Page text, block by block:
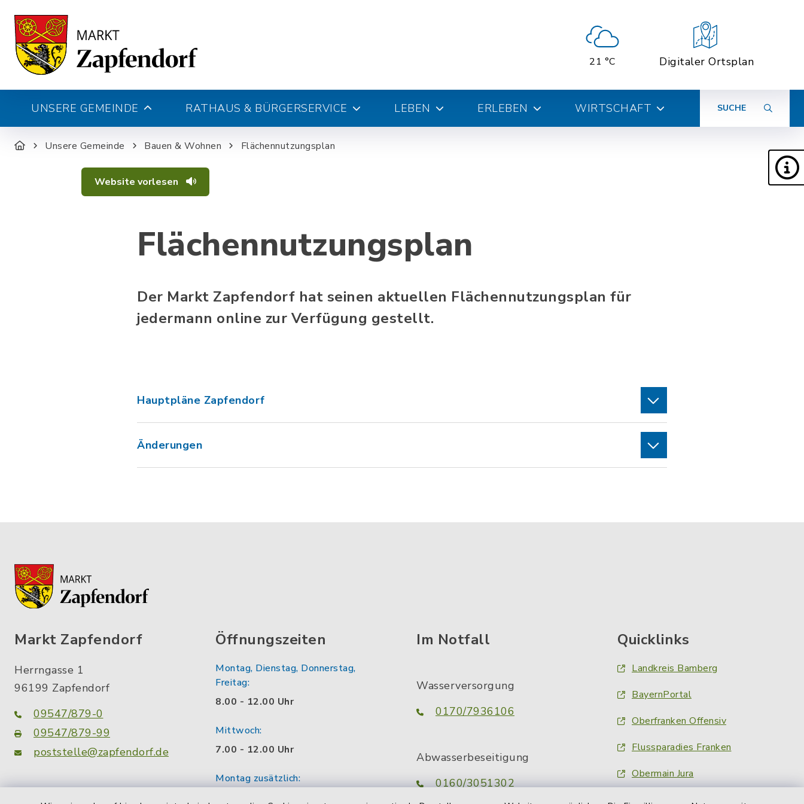
21 °C Digitaler Ortsplan
UNSERE GEMEINDE RATHAUS & BÜRGERSERVICE LEBEN ERLEBEN WIRTSCHAFT SUCHE
Unsere Gemeinde Bauen & Wohnen Flächennutzungsplan
Website vorlesen
Flächennutzungsplan
Der Markt Zapfendorf hat seinen aktuellen Flächennutzungsplan für
jedermann online zur Verfügung gestellt.
Hauptpläne Zapfendorf
Änderungen
Markt Zapfendorf
Herrngasse 1
96199 Zapfendorf
09547/879-0
09547/879-99
poststelle@zapfendorf.de
facebookinstagram
Öffnungszeiten
Montag, Dienstag, Donnerstag,
Freitag:
8.00 - 12.00 Uhr
Mittwoch:
7.00 - 12.00 Uhr
Montag zusätzlich:
Im Notfall
Wasserversorgung
0170/7936106
Abwasserbeseitigung
0160/3051302
Quicklinks
Landkreis Bamberg
BayernPortal
Oberfranken Offensiv
Flussparadies Franken
Obermain Jura
Nachrichten am Ort